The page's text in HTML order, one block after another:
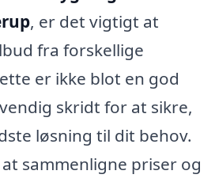
, er det vigtigt at
fra forskellige
er ikke blot en god
skridt for at sikre,
løsning til dit behov.
sammenligne priser og